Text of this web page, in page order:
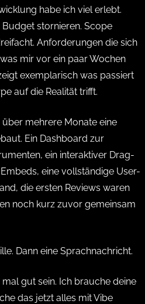
habe ich viel erlebt.
stornieren. Scope
Anforderungen die sich
mir vor ein paar Wochen
exemplarisch was passiert
auf die Realität trifft.
mehrere Monate eine
Ein Dashboard zur
ein interaktiver Drag-
eine vollständige User-
die ersten Reviews waren
noch kurz zuvor gemeinsam
Dann eine Sprachnachricht.
mal gut sein. Ich brauche deine
das jetzt alles mit Vibe